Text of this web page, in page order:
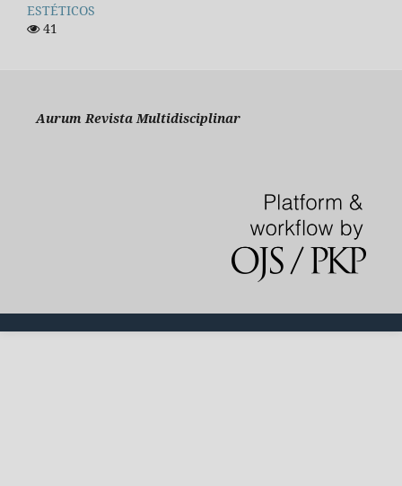
ESTÉTICOS
41
Aurum Revista Multidisciplinar